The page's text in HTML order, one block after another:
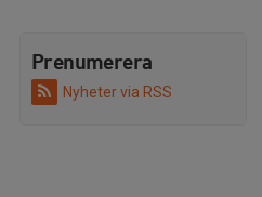
Prenumerera
Nyheter via RSS